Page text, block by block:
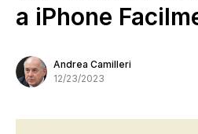
a iPhone
Andrea Camilleri
12/23/2023